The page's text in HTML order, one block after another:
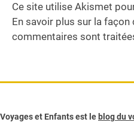
Ce site utilise Akismet
En savoir plus sur la
commentaires sont
Voyages et Enfants est le blog du